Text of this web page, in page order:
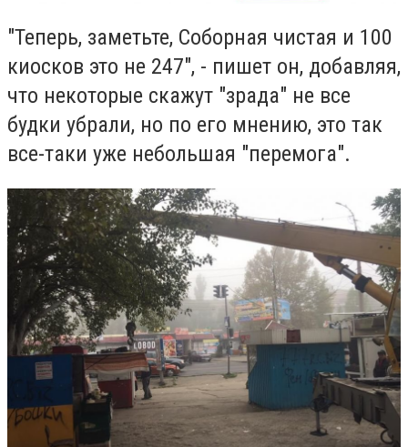
"Теперь, заметьте, Соборная чистая и 100
киосков это не 247", - пишет он, добавляя,
что некоторые скажут "зрада" не все
будки убрали, но по его мнению, это так
все-таки уже небольшая "перемога".